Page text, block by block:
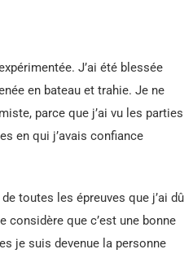
J’ai été blessée
en bateau et trahie. Je ne
parce que j’ai vu les parties
en qui j’avais confiance
toutes les épreuves que j’ai dû
considère que c’est une bonne
je suis devenue la personne